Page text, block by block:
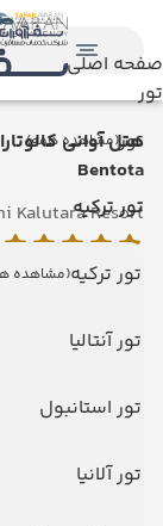
صفحه اصلی
تور
تور(مشاهده همه)
تور ترکیه
تور ترکیه(مشاهده
تور آنتالیا
تور استانبول
تور آلانیا
Bentota
Kalutara Resort
بنتوتا